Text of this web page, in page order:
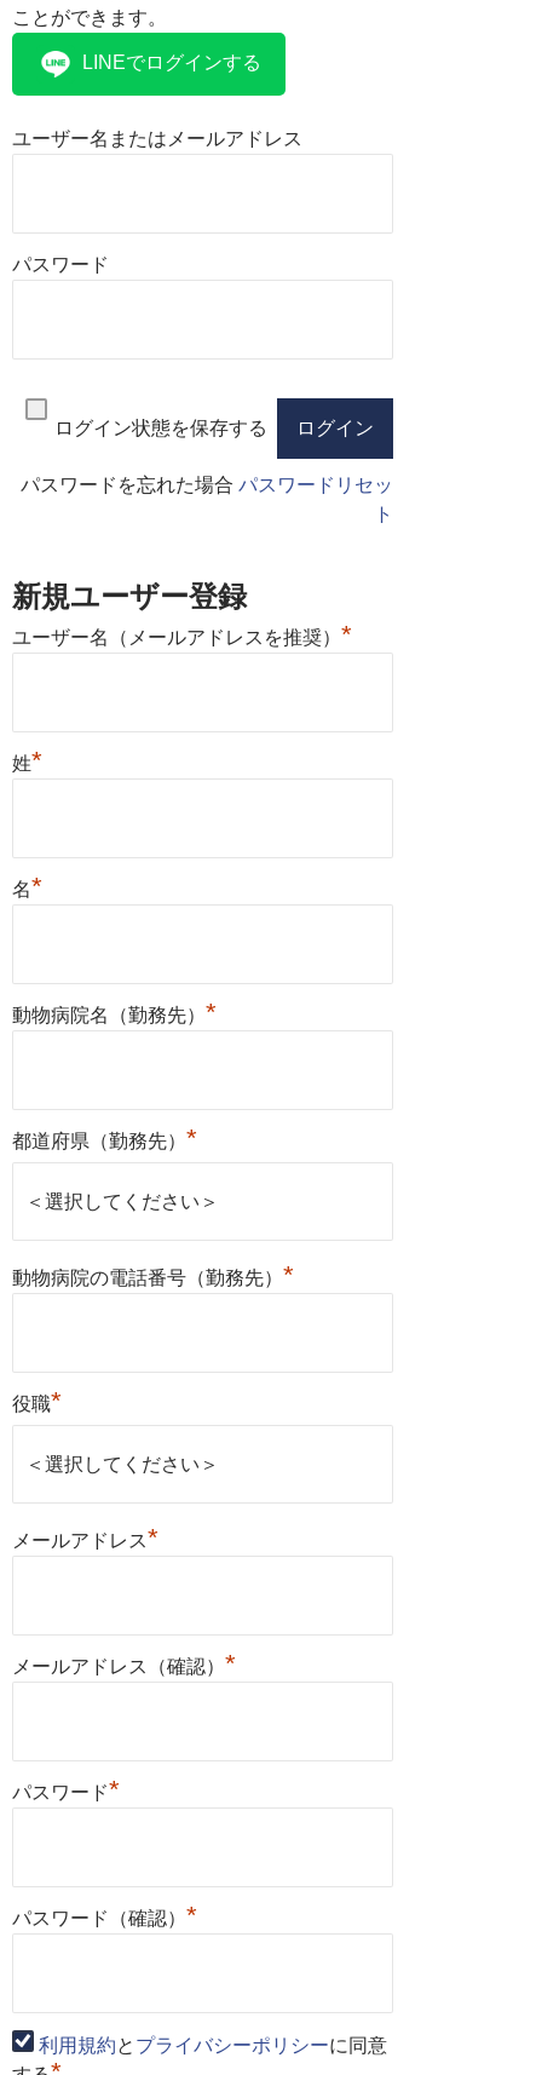
ことができます。
LINEでログインする
ユーザー名またはメールアドレス
パスワード
ログイン状態を保存する
パスワードを忘れた場合 パスワードリセッ
ト
新規ユーザー登録
ユーザー名（メールアドレスを推奨） *
姓*
名*
動物病院名（勤務先） *
都道府県（勤務先） *
動物病院の電話番号（勤務先） *
役職*
メールアドレス*
メールアドレス（確認） *
パスワード*
パスワード（確認） *
利用規約と プライバシーポリシーに同意